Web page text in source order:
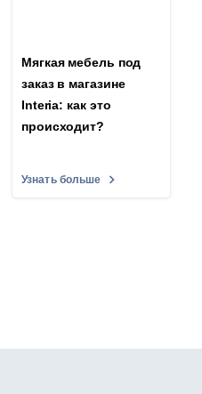
Мягкая мебель под
заказ в магазине
Interia: как это
происходит?
Узнать больше